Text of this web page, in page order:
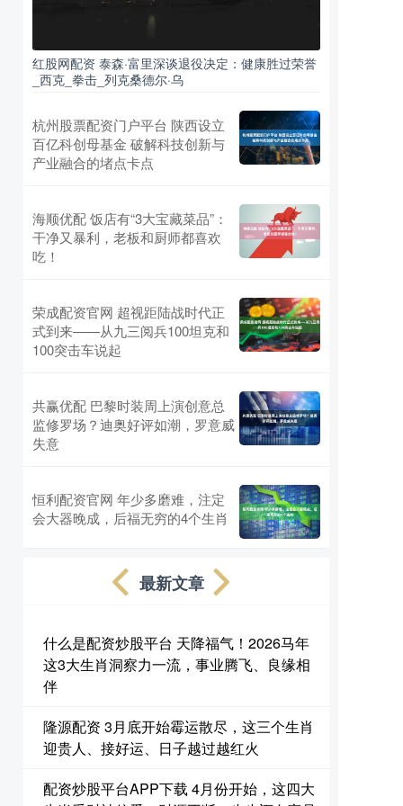
红股网配资 泰森·富里深谈退役决定：健康胜过荣誉
_西克_拳击_列克桑德尔·乌
杭州股票配资门户平台 陕西设立
百亿科创母基金 破解科技创新与
产业融合的堵点卡点
海顺优配 饭店有“3大宝藏菜品”：
干净又暴利，老板和厨师都喜欢
吃！
荣成配资官网 超视距陆战时代正
式到来——从九三阅兵100坦克和
100突击车说起
共赢优配 巴黎时装周上演创意总
监修罗场？迪奥好评如潮，罗意威
失意
恒利配资官网 年少多磨难，注定
会大器晚成，后福无穷的4个生肖
最新文章
什么是配资炒股平台 天降福气！2026马年
这3大生肖洞察力一流，事业腾飞、良缘相
伴
隆源配资 3月底开始霉运散尽，这三个生肖
迎贵人、接好运、日子越过越红火
配资炒股平台APP下载 4月份开始，这四大